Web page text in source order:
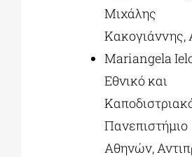
Μιχάλης
Κακογιάννης,
Mariangela
Εθνικό και
Πανεπιστήμιο
Αθηνών,